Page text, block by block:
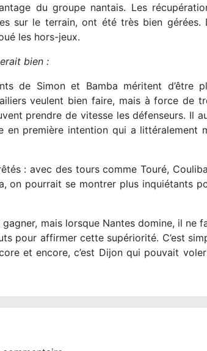
du groupe nantais. Les
sur le terrain, ont été très bien gérées.
les hors-jeux.
bien :
de Simon et Bamba méritent d’être
veulent bien faire, mais à force de
prendre de vitesse les défenseurs. Il
première intention qui a littéralement
: avec des tours comme Touré,
on pourrait se montrer plus inquiétants
mais lorsque Nantes domine, il ne
pour affirmer cette supériorité. C’est
et encore, c’est Dijon qui pouvait